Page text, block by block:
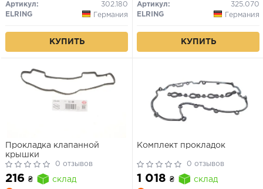
Артикул:
302.180
ELRING
Германия
КУПИТЬ
Артикул:
325.070
ELRING
Германия
КУПИТЬ
Прокладка клапанной
крышки
0 отзывов
216 ₴
склад
Комплект прокладок
0 отзывов
1 018 ₴
склад